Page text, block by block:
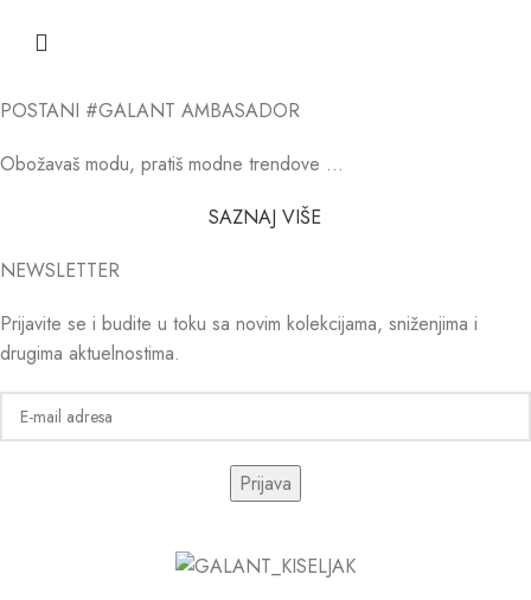
POSTANI #GALANT AMBASADOR
Obožavaš modu, pratiš modne trendove …
SAZNAJ VIŠE
NEWSLETTER
Prijavite se i budite u toku sa novim kolekcijama, sniženjima i
drugima aktuelnostima.